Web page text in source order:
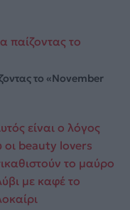
το «November